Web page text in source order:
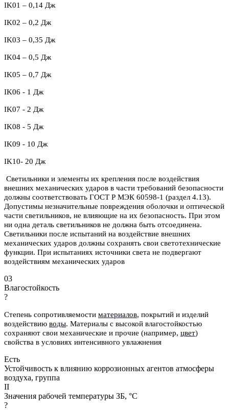
IK01 – 0,14 Дж
IK02 – 0,2 Дж
IK03 – 0,35 Дж
IK04 – 0,5 Дж
IK05 – 0,7 Дж
IK06 - 1 Дж
IK07 - 2 Дж
IK08 - 5 Дж
IK09 - 10 Дж
IK10- 20 Дж
Светильники и элементы их крепления после воздействия
внешних механических ударов в части требований безопасности
должны соответствовать ГОСТ Р МЭК 60598-1 (раздел 4.13).
Допустимы незначительные повреждения оболочки и оптической
части светильников, не влияющие на их безопасность. При этом
ни одна деталь светильников не должна быть отсоединена.
Светильники после испытаний на воздействие внешних
механических ударов должны сохранять свои светотехнические
функции. При испытаниях источники света не подвергают
воздействиям механических ударов
03
Влагостойкость
?
Степень сопротивляемости материалов, покрытий и изделий
воздействию воды. Материалы с высокой влагостойкостью
сохраняют свои механические и прочие (например, цвет)
свойства в условиях интенсивного увлажнения
Есть
Устойчивость к влиянию коррозионных агентов атмосферы
воздуха, группа
II
Значения рабочей температуры ЗБ, °С
?